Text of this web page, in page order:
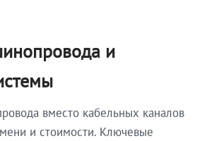
и
вместо кабельных каналов
и стоимости. Ключевые